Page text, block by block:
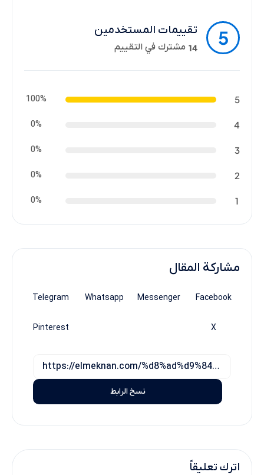
5 تقييمات المستخدمين
14 مشترك في التقييم
5
100%
4
0%
3
0%
2
0%
1
0%
مشاركة المقال
Facebook
Messenger
Whatsapp
Telegram
X
Pinterest
نسخ الرابط
اترك تعليقاً